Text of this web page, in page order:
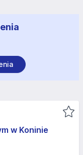
w Koninie